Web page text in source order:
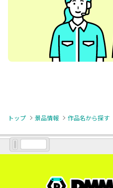
トップ 景品情報 作品名から探す